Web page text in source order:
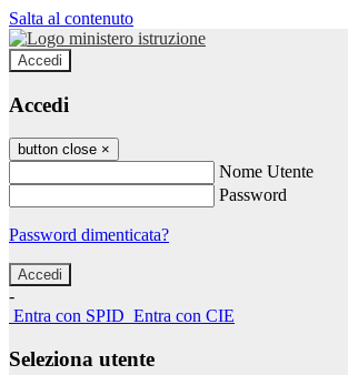
Salta al contenuto
Accedi
Accedi
button close ×
Nome Utente
Password
Password dimenticata?
-
Entra con SPID Entra con CIE
Seleziona utente